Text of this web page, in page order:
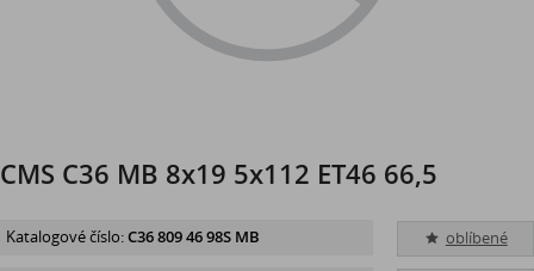
CMS C36 MB 8x19 5x112 ET46 66,5
oblíbené
Katalogové číslo:C36 809 46 98S MB